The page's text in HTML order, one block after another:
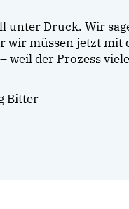
unter Druck. Wir
wir müssen jetzt mit
weil der Prozess
Bitter